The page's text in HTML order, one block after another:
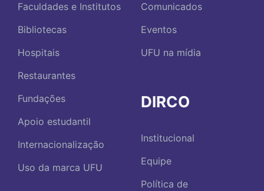
Faculdades e Institutos
Bibliotecas
Hospitais
Restaurantes
Fundações
Apoio estudantil
Internacionalização
Uso da marca UFU
Comunicados
Eventos
UFU na mídia
DIRCO
Institucional
Equipe
Política de